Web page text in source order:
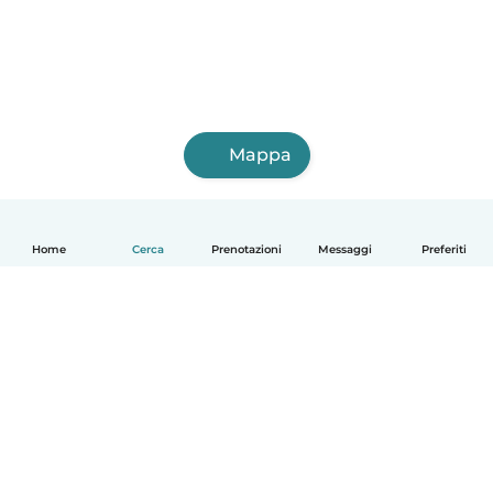
Home Cerca Prenotazioni Messaggi Preferiti
Mappa